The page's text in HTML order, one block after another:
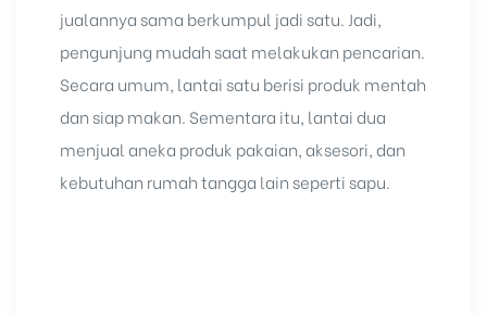
jualannya sama berkumpul jadi satu. Jadi,
pengunjung mudah saat melakukan pencarian.
Secara umum, lantai satu berisi produk mentah
dan siap makan. Sementara itu, lantai dua
menjual aneka produk pakaian, aksesori, dan
kebutuhan rumah tangga lain seperti sapu.